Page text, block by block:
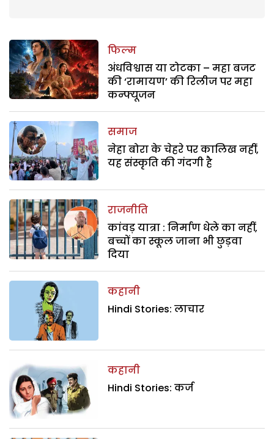
फिल्म
अंधविश्वास या टोटका – महा बजट
की ‘रामायण’ की रिलीज पर महा
कन्फ्यूजन
समाज
नेहा बोरा के चेहरे पर कालिख नहीं,
यह संस्कृति की गंदगी है
राजनीति
कांवड़ यात्रा : निर्माण धेले का नहीं,
बच्चों का स्कूल जाना भी छुड़वा
दिया
कहानी
Hindi Stories: लाचार
कहानी
Hindi Stories: कर्ज